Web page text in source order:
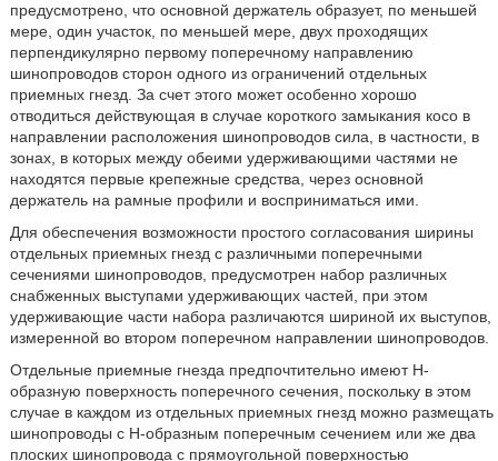
предусмотрено, что основной держатель образует, по меньшей
мере, один участок, по меньшей мере, двух проходящих
перпендикулярно первому поперечному направлению
шинопроводов сторон одного из ограничений отдельных
приемных гнезд. За счет этого может особенно хорошо
отводиться действующая в случае короткого замыкания косо в
направлении расположения шинопроводов сила, в частности, в
зонах, в которых между обеими удерживающими частями не
находятся первые крепежные средства, через основной
держатель на рамные профили и восприниматься ими.
Для обеспечения возможности простого согласования ширины
отдельных приемных гнезд с различными поперечными
сечениями шинопроводов, предусмотрен набор различных
снабженных выступами удерживающих частей, при этом
удерживающие части набора различаются шириной их выступов,
измеренной во втором поперечном направлении шинопроводов.
Отдельные приемные гнезда предпочтительно имеют Н-
образную поверхность поперечного сечения, поскольку в этом
случае в каждом из отдельных приемных гнезд можно размещать
шинопроводы с Н-образным поперечным сечением или же два
плоских шинопровода с прямоугольной поверхностью